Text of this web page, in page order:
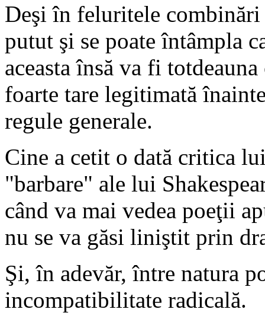
Deşi în feluritele
putut şi se poate întâmpla
aceasta însă va fi
foarte tare legitimată
regule generale.
Cine a cetit o dată critica
"barbare" ale lui
când va mai vedea poeţii
nu se va găsi liniştit prin
Şi, în adevăr, între natura
incompatibilitate radicală.